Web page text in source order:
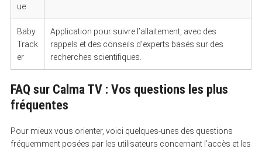
ue
Baby
Track
er
Application pour suivre l’allaitement, avec des
rappels et des conseils d’experts basés sur des
recherches scientifiques.
FAQ sur Calma TV : Vos questions les plus
fréquentes
Pour mieux vous orienter, voici quelques-unes des questions
fréquemment posées par les utilisateurs concernant l’accès et les